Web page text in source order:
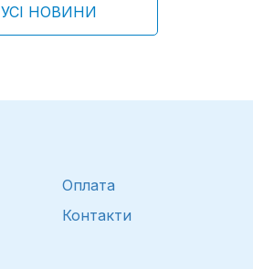
УСІ НОВИНИ
Оплата
Контакти